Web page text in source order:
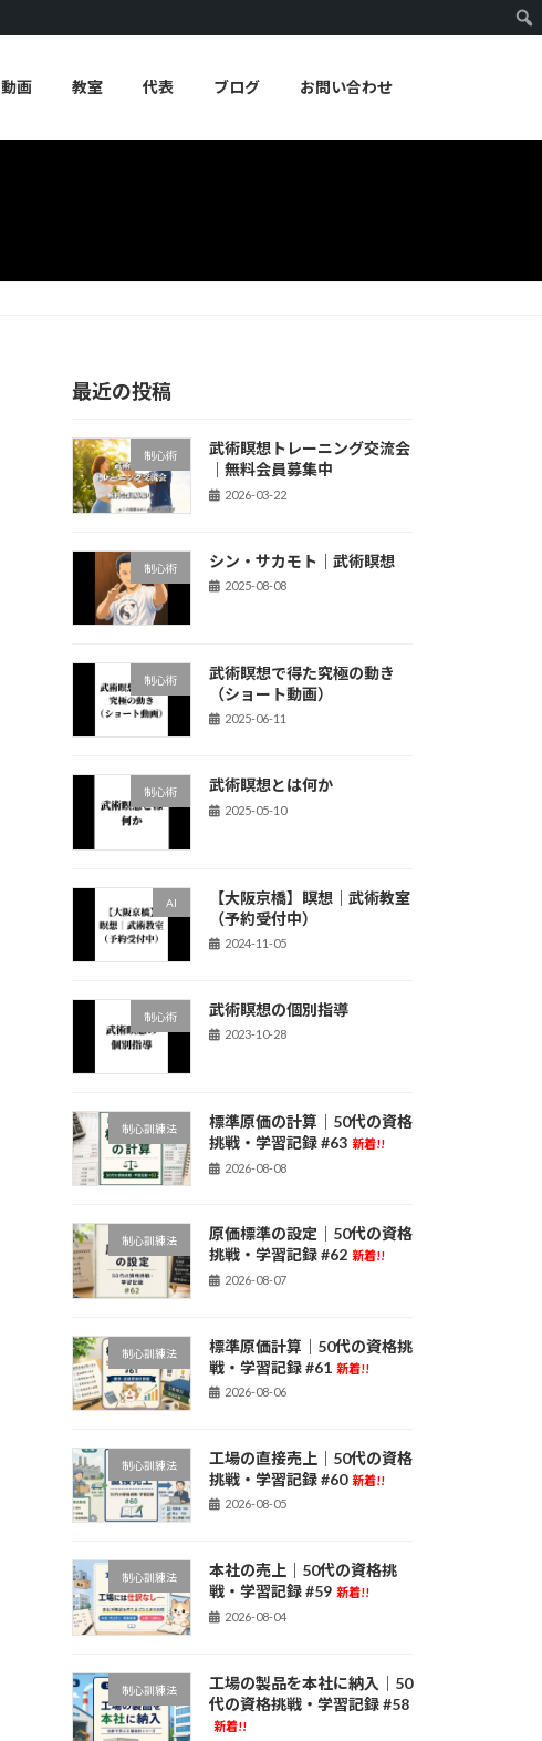
動画 教室 代表 ブログ お問い合わせ
最近の投稿
制心術
武術瞑想トレーニング交流会
｜無料会員募集中
2026-03-22
制心術 シン・サカモト｜武術瞑想
2025-08-08
制心術
武術瞑想で得た究極の動き
（ショート動画）
2025-06-11
制心術 武術瞑想とは何か
2025-05-10
AI
【大阪京橋】瞑想｜武術教室
（予約受付中）
2024-11-05
制心術 武術瞑想の個別指導
2023-10-28
制心訓練法
標準原価の計算｜50代の資格
挑戦・学習記録 #63 新着!!
2026-08-08
制心訓練法
原価標準の設定｜50代の資格
挑戦・学習記録 #62 新着!!
2026-08-07
制心訓練法
標準原価計算｜50代の資格挑
戦・学習記録 #61 新着!!
2026-08-06
制心訓練法
工場の直接売上｜50代の資格
挑戦・学習記録 #60 新着!!
2026-08-05
制心訓練法
本社の売上｜50代の資格挑
戦・学習記録 #59 新着!!
2026-08-04
制心訓練法
工場の製品を本社に納入｜50
代の資格挑戦・学習記録 #58
新着!!